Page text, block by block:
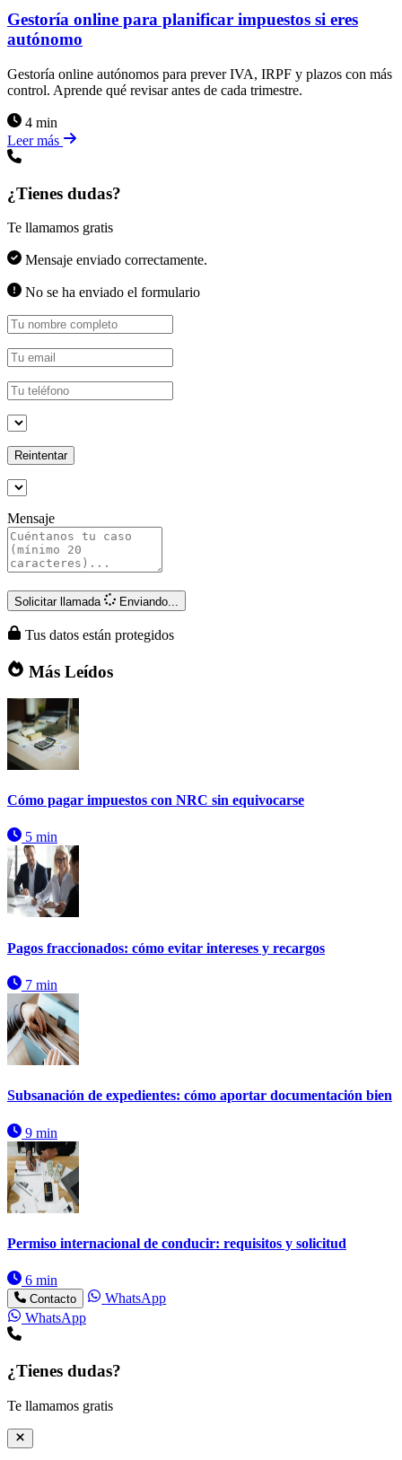
Gestoría online para planificar impuestos si eres
autónomo
Gestoría online autónomos para prever IVA, IRPF y plazos con más
control. Aprende qué revisar antes de cada trimestre.
4 min
Leer más
¿Tienes dudas?
Te llamamos gratis
Mensaje enviado correctamente.
No se ha enviado el formulario
Reintentar
Mensaje
Solicitar llamada Enviando...
Tus datos están protegidos
Más Leídos
Cómo pagar impuestos con NRC sin equivocarse
5 min
Pagos fraccionados: cómo evitar intereses y recargos
7 min
Subsanación de expedientes: cómo aportar documentación bien
9 min
Permiso internacional de conducir: requisitos y solicitud
6 min
Contacto
WhatsApp
WhatsApp
¿Tienes dudas?
Te llamamos gratis